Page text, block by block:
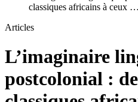
classiques africains à ceux …
Articles
L’imaginaire
postcolonial :